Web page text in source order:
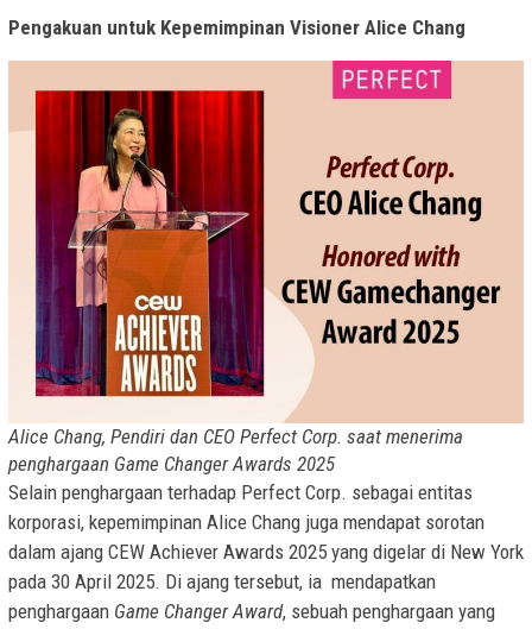
Pengakuan untuk Kepemimpinan Visioner Alice Chang
Alice Chang, Pendiri dan CEO Perfect Corp. saat menerima
penghargaan Game Changer Awards 2025
Selain penghargaan terhadap Perfect Corp. sebagai entitas
korporasi, kepemimpinan Alice Chang juga mendapat sorotan
dalam ajang CEW Achiever Awards 2025 yang digelar di New York
pada 30 April 2025. Di ajang tersebut, ia mendapatkan
penghargaan Game Changer Award, sebuah penghargaan yang